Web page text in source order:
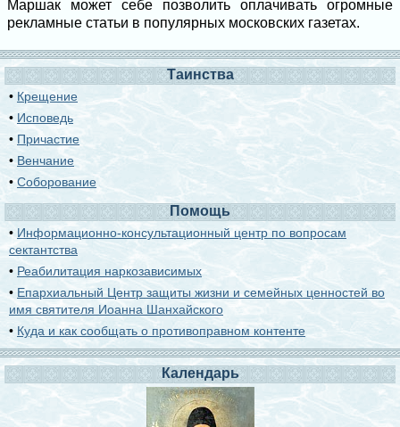
Маршак может себе позволить оплачивать огромные
рекламные статьи в популярных московских газетах.
Таинства
• Крещение
• Исповедь
• Причастие
• Венчание
•Соборование
Помощь
• Информационно-консультационный центр по вопросам
сектантства
• Реабилитация наркозависимых
• Епархиальный Центр защиты жизни и семейных ценностей во
имя святителя Иоанна Шанхайского
• Куда и как сообщать о противоправном контенте
Календарь